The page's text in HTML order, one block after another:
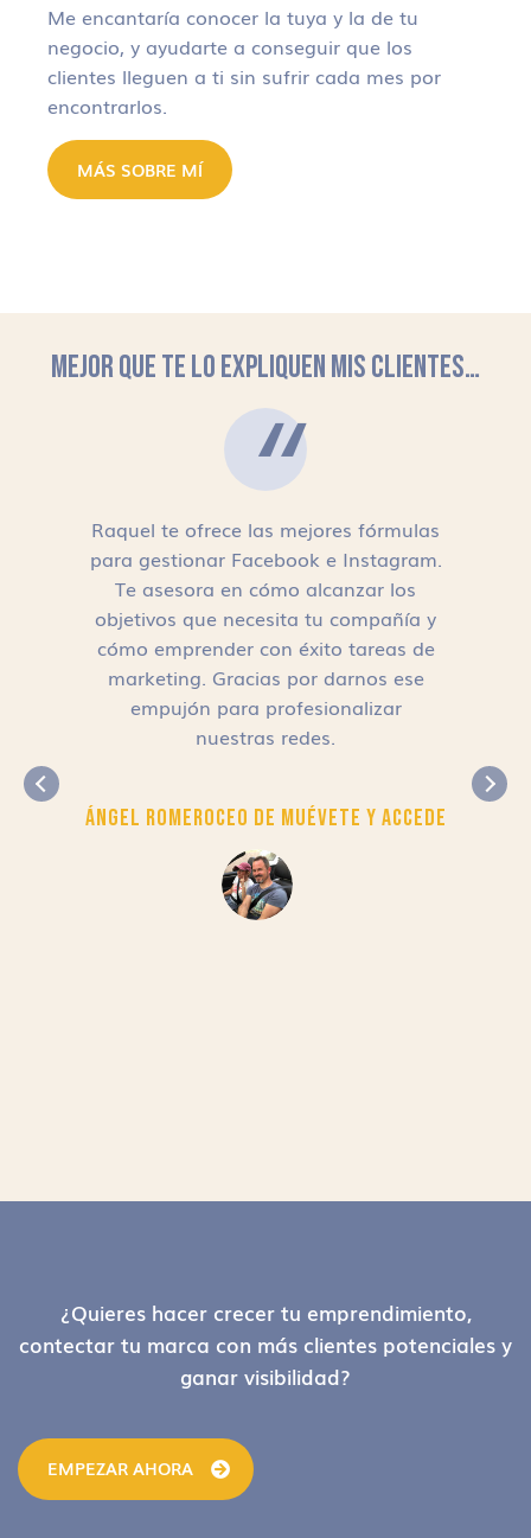
Me encantaría conocer la tuya y la de tu
negocio, y ayudarte a conseguir que los
clientes lleguen a ti sin sufrir cada mes por
encontrarlos.
MÁS SOBRE MÍ
MEJOR QUE TE LO EXPLIQUEN MIS CLIENTES…
Raquel te ofrece las mejores fórmulas
para gestionar Facebook e Instagram.
Te asesora en cómo alcanzar los
objetivos que necesita tu compañía y
cómo emprender con éxito tareas de
marketing. Gracias por darnos ese
empujón para profesionalizar
nuestras redes.
Ángel RomeroCEO de Muévete y Accede
Footer¿Quieres hacer crecer tu emprendimiento,
contectar tu marca con más clientes potenciales y
ganar visibilidad?
EMPEZAR AHORA